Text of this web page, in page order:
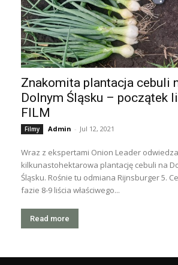
Znakomita plantacja cebuli
Dolnym Śląsku – początek
FILM
Filmy Admin - Jul 12, 2021
Wraz z ekspertami Onion Leader
kilkunastohektarowa plantację cebuli na
Śląsku. Rośnie tu odmiana Rijnsburger 5.
fazie 8-9 liścia właściwego...
Read more